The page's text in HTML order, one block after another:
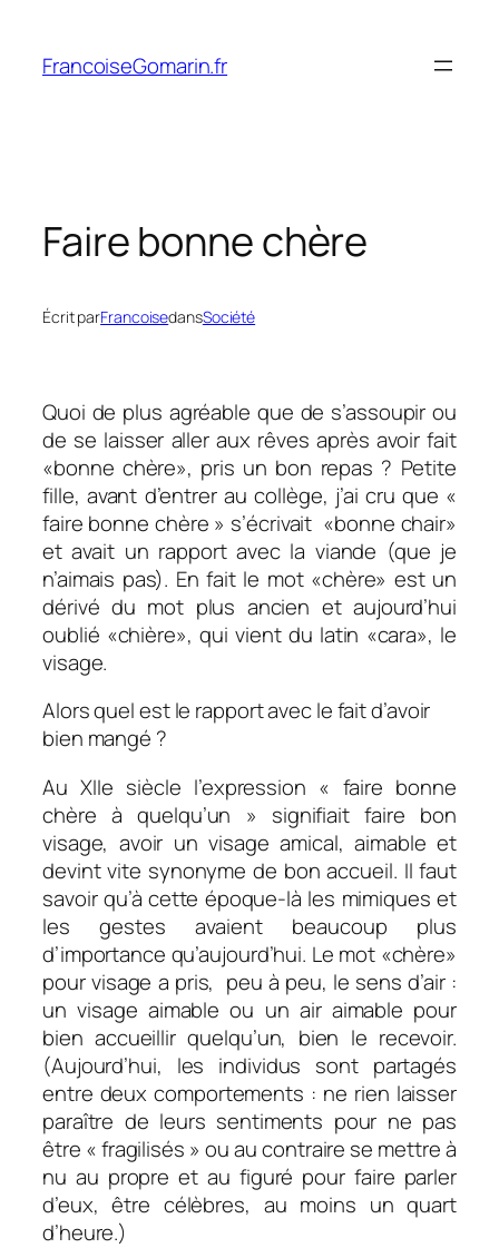
contenu
FrancoiseGomarin.fr
Faire bonne chère
Écrit parFrancoisedansSociété
Quoi de plus agréable que de s’assoupir ou
de se laisser aller aux rêves après avoir fait
«bonne chère», pris un bon repas ? Petite
fille, avant d’entrer au collège, j’ai cru que «
faire bonne chère » s’écrivait «bonne chair»
et avait un rapport avec la viande (que je
n’aimais pas). En fait le mot «chère» est un
dérivé du mot plus ancien et aujourd’hui
oublié «chière», qui vient du latin «cara», le
visage.
Alors quel est le rapport avec le fait d’avoir
bien mangé ?
Au XIIe siècle l’expression « faire bonne
chère à quelqu’un » signifiait faire bon
visage, avoir un visage amical, aimable et
devint vite synonyme de bon accueil. Il faut
savoir qu’à cette époque-là les mimiques et
les gestes avaient beaucoup plus
d’importance qu’aujourd’hui. Le mot «chère»
pour visage a pris, peu à peu, le sens d’air :
un visage aimable ou un air aimable pour
bien accueillir quelqu’un, bien le recevoir.
(Aujourd’hui, les individus sont partagés
entre deux comportements : ne rien laisser
paraître de leurs sentiments pour ne pas
être « fragilisés » ou au contraire se mettre à
nu au propre et au figuré pour faire parler
d’eux, être célèbres, au moins un quart
d’heure.)